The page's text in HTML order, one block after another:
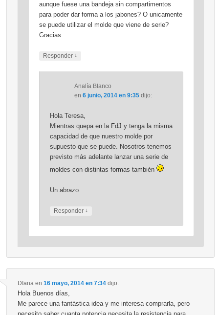
aunque fuese una bandeja sin compartimentos
para poder dar forma a los jabones? O unicamente
se puede utilizar el molde que viene de serie?
Gracias
Responder ↓
Analía Blanco
en 6 junio, 2014 en 9:35 dijo:
Hola Teresa,
Mientras quepa en la FdJ y tenga la misma
capacidad de que nuestro molde por
supuesto que se puede. Nosotros tenemos
previsto más adelante lanzar una serie de
moldes con distintas formas también
Un abrazo.
Responder ↓
DIanaen 16 mayo, 2014 en 7:34 dijo:
Hola Buenos días,
Me parece una fantástica idea y me interesa comprarla, pero